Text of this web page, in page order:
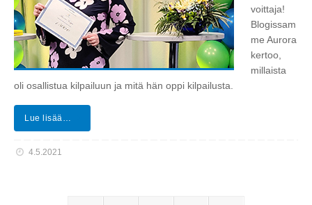
voittaja!
Blogissam
me Aurora
kertoo,
millaista
oli osallistua kilpailuun ja mitä hän oppi kilpailusta.
Lue lisää…
4.5.2021